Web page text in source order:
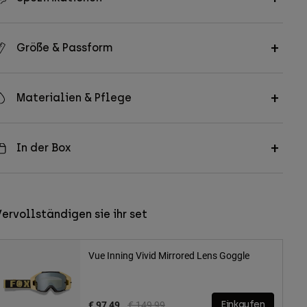
Größe & Passform
Materialien & Pflege
In der Box
sie ihr set
Vue Inning Vivid Mirrored Lens Goggle
Price reduced from
to